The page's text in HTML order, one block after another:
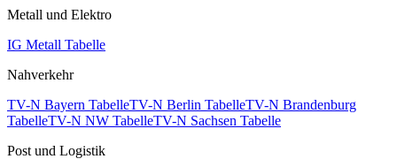
Metall und Elektro
IG Metall Tabelle
Nahverkehr
TV-N Bayern TabelleTV-N Berlin TabelleTV-N Brandenburg
TabelleTV-N NW TabelleTV-N Sachsen Tabelle
Post und Logistik